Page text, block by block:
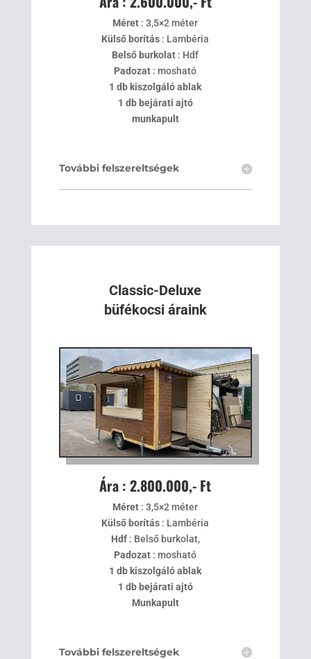
Méret : 3,5×2 méter
Külső borítás : Lambéria
Belső burkolat : Hdf
Padozat : mosható
1 db kiszolgáló ablak
1 db bejárati ajtó
munkapult
További felszereltségek
Classic-Deluxe
büfékocsi áraink
Ára : 2.800.000,- Ft
Méret : 3,5×2 méter
Külső borítás : Lambéria
Hdf: Belső burkolat,
Padozat : mosható
1 db kiszolgáló ablak
1 db bejárati ajtó
Munkapult
További felszereltségek